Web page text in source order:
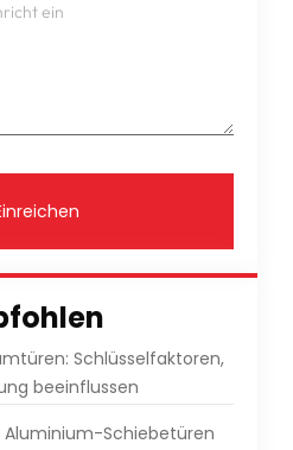
Schlüsselfaktoren,
beeinflussen
Schiebetüren